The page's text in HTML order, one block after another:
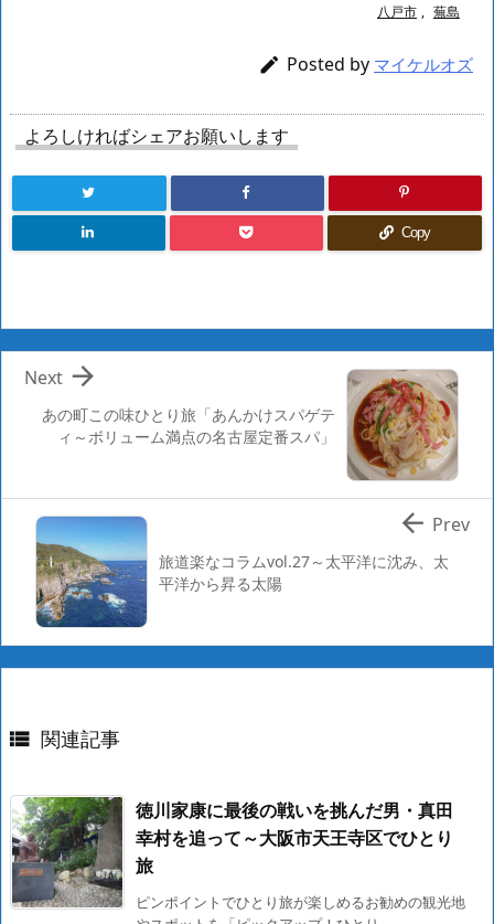
八戸市 , 蕪島
 Posted by マイケルオズ
よろしければシェアお願いします
Copy
あの町この味ひとり旅「あんかけスパゲテ
ィ～ボリューム満点の名古屋定番スパ」

Next
旅道楽なコラムvol.27～太平洋に沈み、太
平洋から昇る太陽
 Prev
 関連記事
徳川家康に最後の戦いを挑んだ男・真田
幸村を追って～大阪市天王寺区でひとり
旅
ピンポイントでひとり旅が楽しめるお勧めの観光地